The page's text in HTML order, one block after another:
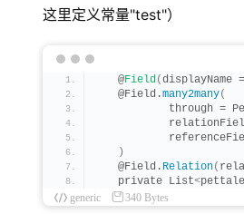
这里定义常量"test"）
   @
Field(displayName =
   @Field.
many2many(
through =
)
   @Field.
Relation(
   private List
<
generic
340 Bytes